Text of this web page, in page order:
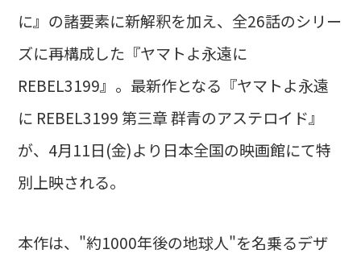
に』の諸要素に新解釈を加え、全26話のシリー
ズに再構成した『ヤマトよ永遠に
REBEL3199』。最新作となる『ヤマトよ永遠
に REBEL3199 第三章 群青のアステロイド』
が、4月11日(金)より日本全国の映画館にて特
別上映される。
本作は、"約1000年後の地球人"を名乗るデザ